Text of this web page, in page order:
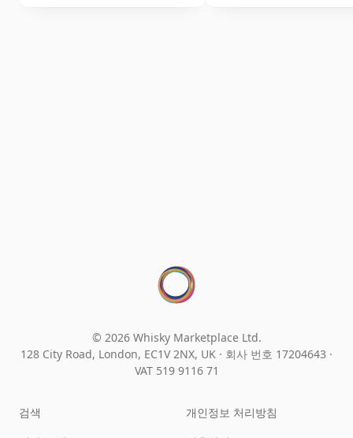
© 2026 Whisky Marketplace Ltd.
128 City Road, London, EC1V 2NX, UK · 회사 번호 17204643 ·
VAT 519 9116 71
검색
개인정보 처리방침